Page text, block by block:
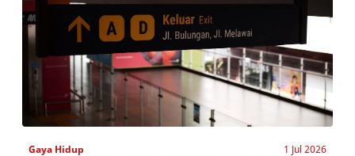
Gaya Hidup 1 Jul 2026